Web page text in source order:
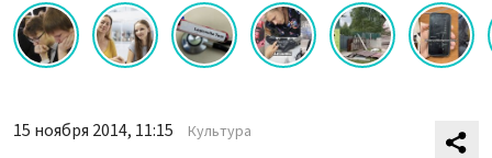
15 ноября 2014, 11:15 Культура